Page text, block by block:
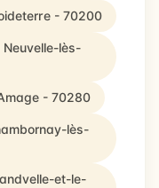
- 70200
lès-
- 70280
lès-
et-le-